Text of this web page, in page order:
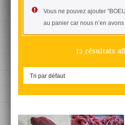
Vous ne pouvez ajouter
au panier car nous n’en
12 résultats